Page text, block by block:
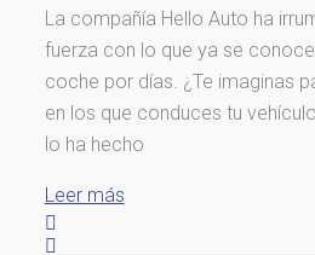
La compañía Hello Auto ha
fuerza con lo que ya se
coche por días. ¿Te imaginas
en los que conduces tu
lo ha hecho
Leer más